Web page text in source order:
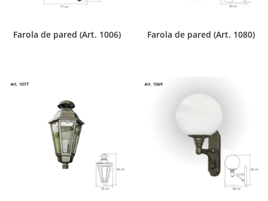
Farola de pared (Art. 1006) Farola de pared (Art. 1080)